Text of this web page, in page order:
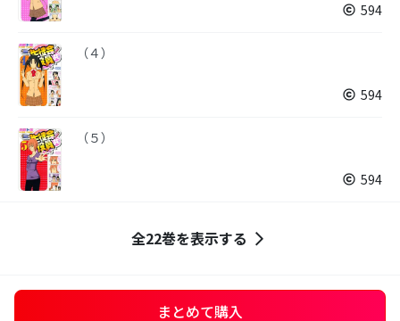
594
（４）
594
（５）
594
全22巻を表示する
まとめて購入